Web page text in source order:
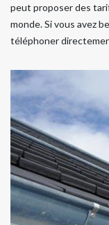
peut proposer des
monde. Si vous avez
téléphoner